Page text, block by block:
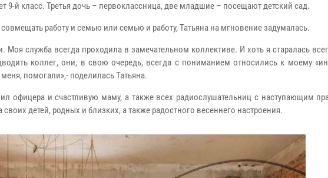
9-й класс. Третья дочь – первоклассница, две младшие – посещают детский сад.
работу и семью или семью и работу, Татьяна на мгновение задумалась.
служба всегда проходила в замечательном коллективе. И хоть я старалась
коллег, они, в свою очередь, всегда с пониманием относились к моему
помогали»,- поделилась Татьяна.
офицера и счастливую маму, а также всех радиослушательниц с наступающим
детей, родных и близких, а также радостного весеннего настроения.